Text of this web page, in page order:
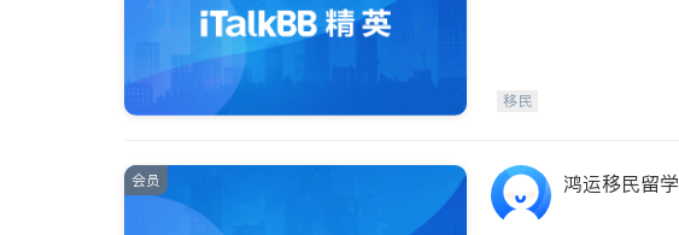
移民
会员 鸿运移民留学